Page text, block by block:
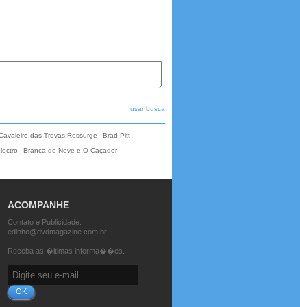
usar busca
das Trevas Ressurge
Brad Pitt
Branca de Neve e O Caçador
ACOMPANHE
Contato e Publicidade:
edinho@dvdmagazine.com.br
Receba as �ltimas informa��es.
OK